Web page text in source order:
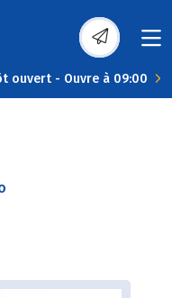
ouvert - Ouvre à 09:00